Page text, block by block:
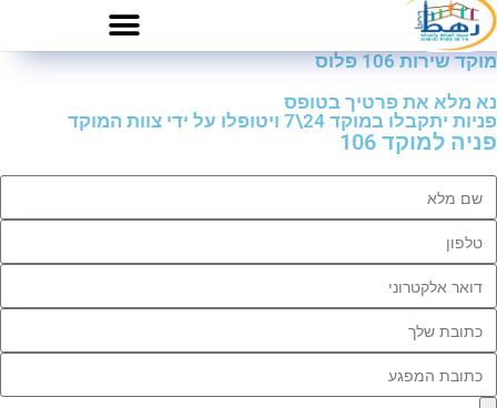
מוקד שירות 106 פלוס
נא מלא את פרטיך בטופס
פניות יתקבלו במוקד 24\7 ויטופלו על ידי צוות המוקד
פניה למוקד 106